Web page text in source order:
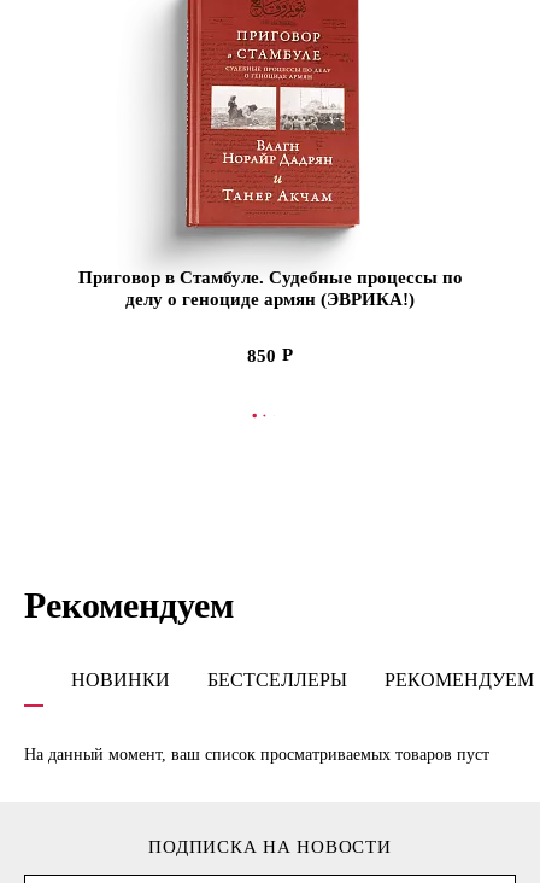
Приговор в Стамбуле. Судебные процессы по
делу о геноциде армян (ЭВРИКА!)
850
СООБЩИТЬ О ПОСТУПЛЕНИИ
Рекомендуем
НОВИНКИ БЕСТСЕЛЛЕРЫ РЕКОМЕНДУЕМ
На данный момент, ваш список просматриваемых товаров пуст
ПОДПИСКА НА НОВОСТИ